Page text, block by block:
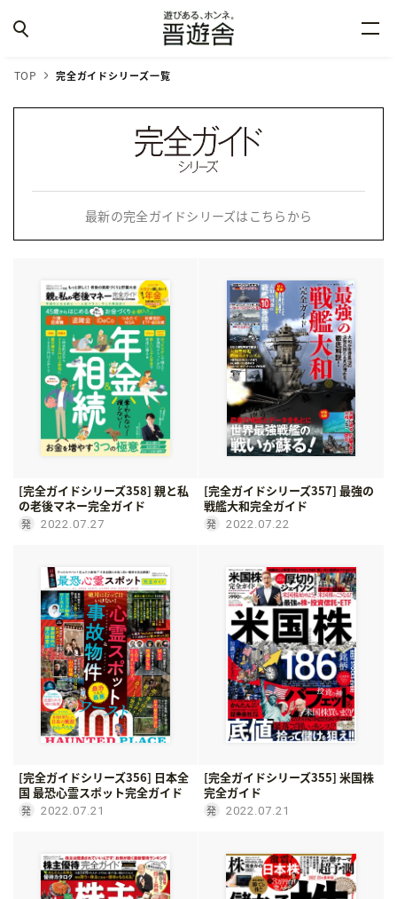
TOP 完全ガイドシリーズ一覧
最新の完全ガイドシリーズはこちらから
[完全ガイドシリーズ358] 親と私
の老後マネー完全ガイド
2022.07.27
[完全ガイドシリーズ357] 最強の
戦艦大和完全ガイド
2022.07.22
[完全ガイドシリーズ356] 日本全
国 最恐心霊スポット完全ガイド
2022.07.21
[完全ガイドシリーズ355] 米国株
完全ガイド
2022.07.21